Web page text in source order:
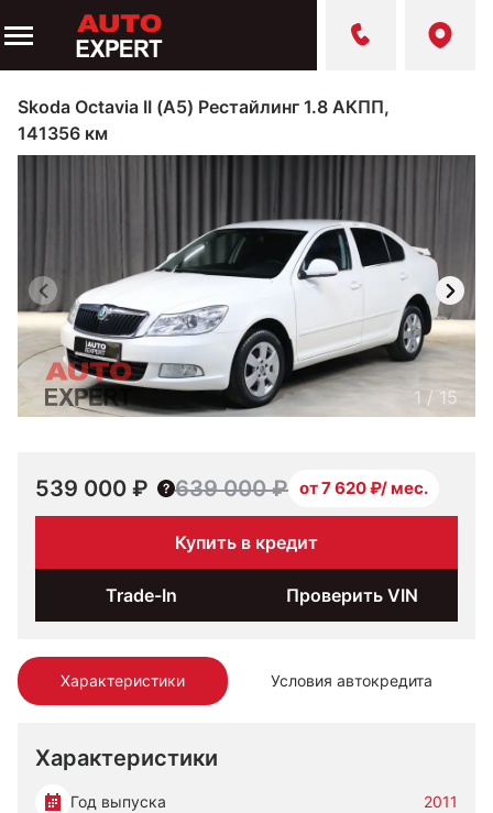
Skoda Octavia II (A5) Рестайлинг 1.8 АКПП,
141356 км
Характеристики Условия автокредита
Характеристики
Год выпуска 2011
1 / 15
539 000 ₽ 639 000 ₽ от 7 620 ₽/ мес.
Купить в кредит
Trade-In Проверить VIN